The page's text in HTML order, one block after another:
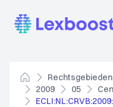
Lexboost
Home
Rechtsgebieden
2009
05